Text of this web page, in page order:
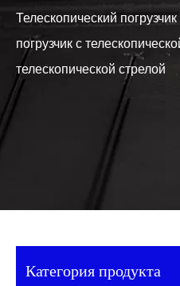
Телескопический
погрузчик с
телескопической стрелой
Категория продукта